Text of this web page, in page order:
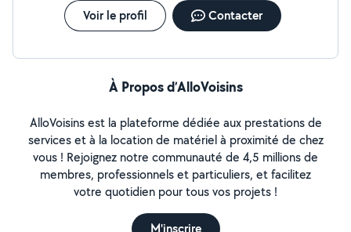
Voir le profil Contacter
À Propos d’AlloVoisins
AlloVoisins est la plateforme dédiée aux prestations de
services et à la location de matériel à proximité de chez
vous ! Rejoignez notre communauté de 4,5 millions de
membres, professionnels et particuliers, et facilitez
votre quotidien pour tous vos projets !
M'inscrire